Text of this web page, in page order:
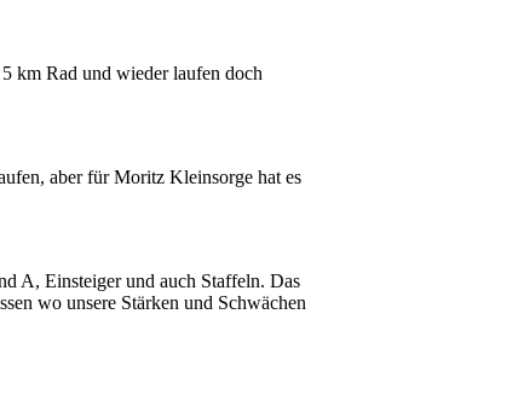
km Rad und wieder laufen doch
aber für Moritz Kleinsorge hat es
A, Einsteiger und auch Staffeln. Das
wo unsere Stärken und Schwächen